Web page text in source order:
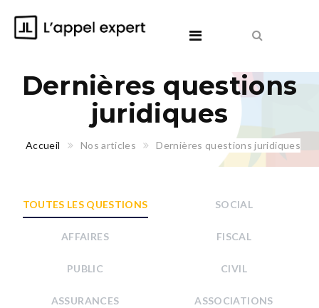
Dernières questions
juridiques
Accueil Nos articles Dernières questions juridiques
TOUTES LES QUESTIONS SOCIAL
AFFAIRES FISCAL
PUBLIC CIVIL
ASSURANCES ASSOCIATIONS